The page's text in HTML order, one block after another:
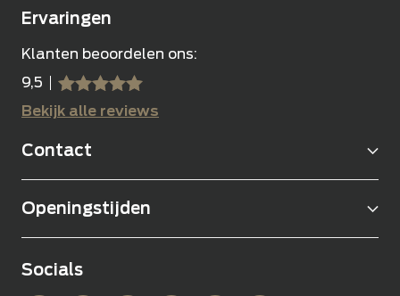
Ervaringen
Klanten beoordelen ons:
9,5
sssss
SSSSS
Bekijk alle reviews
Contact
Openingstijden
Socials